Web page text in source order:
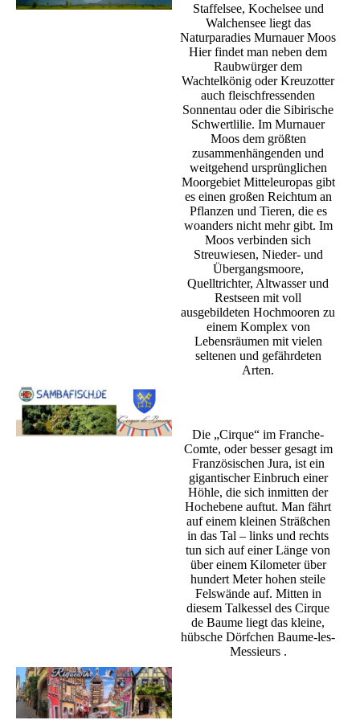
Staffelsee, Kochelsee und
Walchensee liegt das
Naturparadies Murnauer Moos
Hier findet man neben dem
Raubwürger dem
Wachtelkönig oder Kreuzotter
auch fleischfressenden
Sonnentau oder die Sibirische
Schwertlilie. Im Murnauer
Moos dem größten
zusammenhängenden und
weitgehend ursprünglichen
Moorgebiet Mitteleuropas gibt
es einen großen Reichtum an
Pflanzen und Tieren, die es
woanders nicht mehr gibt. Im
Moos verbinden sich
Streuwiesen, Nieder- und
Übergangsmoore,
Quelltrichter, Altwasser und
Restseen mit voll
ausgebildeten Hochmooren zu
einem Komplex von
Lebensräumen mit vielen
seltenen und gefährdeten
Arten.
Die „Cirque“ im Franche-
Comte, oder besser gesagt im
Französischen Jura, ist ein
gigantischer Einbruch einer
Höhle, die sich inmitten der
Hochebene auftut. Man fährt
auf einem kleinen Sträßchen
in das Tal – links und rechts
tun sich auf einer Länge von
über einem Kilometer über
hundert Meter hohen steile
Felswände auf. Mitten in
diesem Talkessel des Cirque
de Baume liegt das kleine,
hübsche Dörfchen Baume-les-
Messieurs .